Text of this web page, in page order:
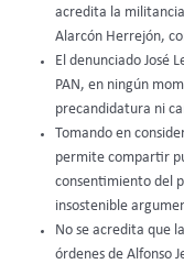
acredita la militancia
Alarcón Herrejón,
El denunciado José
PAN, en ningún
precandidatura ni
Tomando en
permite compartir
consentimiento del
insostenible
No se acredita que
órdenes de Alfonso